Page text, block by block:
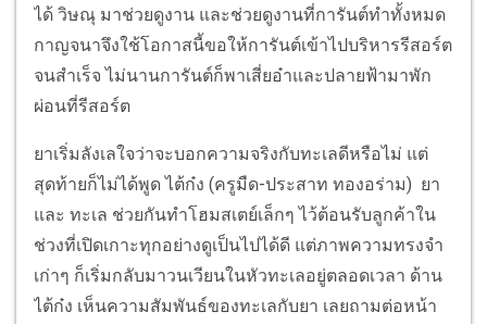
ได้ วิษณุ มาช่วยดูงาน และช่วยดูงานที่การันต์ทำทั้งหมด
กาญจนาจึงใช้โอกาสนี้ขอให้การันต์เข้าไปบริหารรีสอร์ต
จนสำเร็จ ไม่นานการันต์ก็พาเสี่ยอ๋าและปลายฟ้ามาพัก
ผ่อนที่รีสอร์ต
ยาเริ่มลังเลใจว่าจะบอกความจริงกับทะเลดีหรือไม่ แต่
สุดท้ายก็ไม่ได้พูด ไต้ก๋ง (ครูมืด-ประสาท ทองอร่าม) ยา
และ ทะเล ช่วยกันทำโฮมสเตย์เล็กๆ ไว้ต้อนรับลูกค้าใน
ช่วงที่เปิดเกาะทุกอย่างดูเป็นไปได้ดี แต่ภาพความทรงจำ
เก่าๆ ก็เริ่มกลับมาวนเวียนในหัวทะเลอยู่ตลอดเวลา ด้าน
ไต้ก๋ง เห็นความสัมพันธ์ของทะเลกับยา เลยถามต่อหน้า